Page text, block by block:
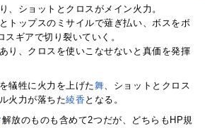
、ショットとクロスがメイン火力。
トップスのミサイルで薙ぎ払い、ボスをボ
スギアで切り裂いていく。
り、クロスを使いこなせないと真価を発揮
犠牲に火力を上げた舞、ショットとクロス
火力が落ちた綾香 となる。
解放のものも含めて2つだが、どちらもHP規